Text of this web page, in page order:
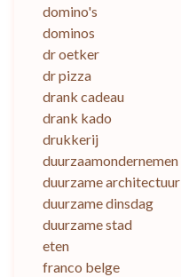
domino's
dominos
dr oetker
dr pizza
drank cadeau
drank kado
drukkerij
duurzaamondernemen
duurzame architectuur
duurzame dinsdag
duurzame stad
eten
franco belge